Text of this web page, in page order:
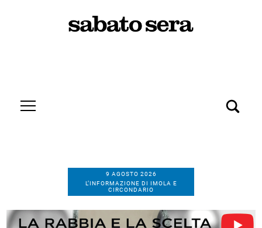
9 AGOSTO 2026
L’INFORMAZIONE DI IMOLA E
CIRCONDARIO